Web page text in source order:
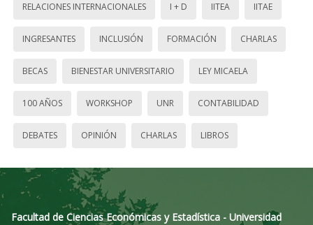
RELACIONES INTERNACIONALES I + D IITEA IITAE
INGRESANTES INCLUSIÓN FORMACIÓN CHARLAS
BECAS BIENESTAR UNIVERSITARIO LEY MICAELA
100 AÑOS WORKSHOP UNR CONTABILIDAD
DEBATES OPINIÓN CHARLAS LIBROS
Facultad de Ciencias Económicas y Estadística - Universidad